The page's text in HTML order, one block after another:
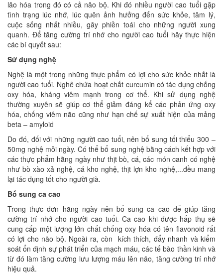
lão hóa trong đó có cả não bộ. Khi đó nhiều người cao tuổi gặp
tình trạng lúc nhớ, lúc quên ảnh hưởng đến sức khỏe, tâm lý,
cuộc sống nhất nhiều, gây phiền toái cho những người xung
quanh. Để tăng cường trí nhớ cho người cao tuổi hãy thực hiện
các bí quyết sau:
Sử dụng nghệ
Nghệ là một trong những thực phẩm có lợi cho sức khỏe nhất là
người cao tuổi. Nghê chứa hoạt chất curcumin có tác dụng chống
oxy hóa, kháng viêm mạnh trong cơ thể. Khi sử dụng nghệ
thường xuyên sẽ giúp cơ thể giảm đáng kể các phản ứng oxy
hóa, chống viêm não cũng như hạn chế sự xuất hiện của mảng
beta – amyloid
Do đó, đối với những người cao tuổi, nên bổ sung tối thiểu 300 –
50mg nghệ mỗi ngày. Có thể bổ sung nghệ bằng cách kết hợp với
các thực phẩm hằng ngày như thịt bò, cá, các món canh có nghệ
như bò xào xả nghệ, cá kho nghệ, thịt lợn kho nghệ,...đều mang
lại tác dụng tốt cho người già.
Bổ sung ca cao
Trong thực đơn hằng ngày nên bổ sung ca cao để giúp tăng
cường trí nhớ cho người cao tuổi. Ca cao khi được hấp thụ sẽ
cung cấp một lượng lớn chất chống oxy hóa có tên flavonoid rất
có lợi cho não bộ. Ngoài ra, còn kích thích, đẩy nhanh và kiểm
soát ổn định sự phát triển của mạch máu, các tế bào thần kinh và
từ đó làm tăng cường lưu lượng máu lên não, tăng cường trí nhớ
hiệu quả.